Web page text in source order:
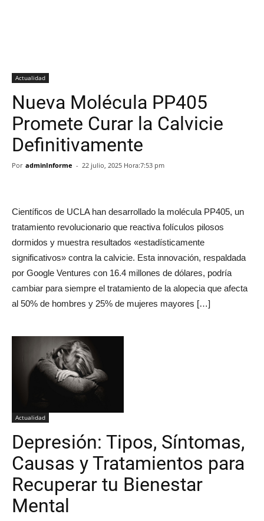
Actualidad
Nueva Molécula PP405
Promete Curar la Calvicie
Definitivamente
Por adminInforme - 22 julio, 2025 Hora:7:53 pm
Científicos de UCLA han desarrollado la molécula PP405, un
tratamiento revolucionario que reactiva folículos pilosos
dormidos y muestra resultados «estadísticamente
significativos» contra la calvicie. Esta innovación, respaldada
por Google Ventures con 16.4 millones de dólares, podría
cambiar para siempre el tratamiento de la alopecia que afecta
al 50% de hombres y 25% de mujeres mayores […]
Actualidad
Depresión: Tipos, Síntomas,
Causas y Tratamientos para
Recuperar tu Bienestar
Mental